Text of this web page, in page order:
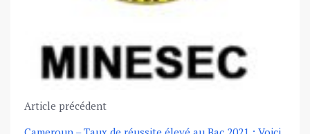
Article précédent